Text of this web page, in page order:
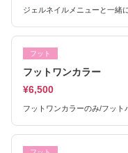
ジェルネイルメニューと一緒
フット
フットワンカラー
¥6,500
フットワンカラーのみ/フッ